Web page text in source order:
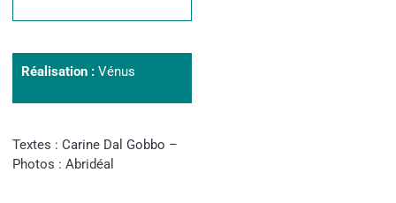
Réalisation : Vénus
Textes : Carine Dal Gobbo –
Photos : Abridéal